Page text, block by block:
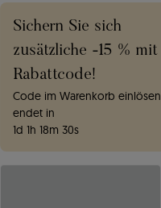
Sichern Sie sich
zusätzliche -15 % mit
Rabattcode!
Code im Warenkorb einlösen
endet in
1d 1h 18m 29s